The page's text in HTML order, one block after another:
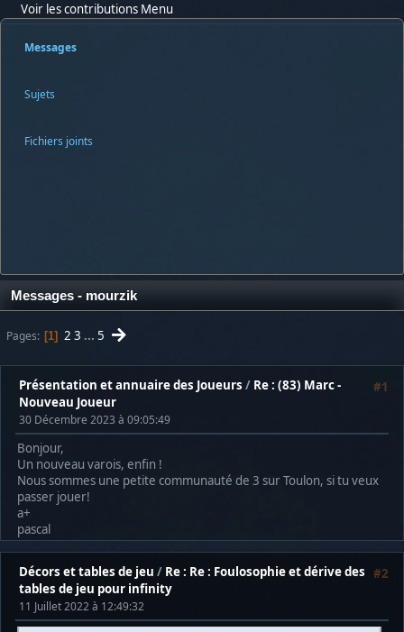
Voir les contributions Menu
Messages
Sujets
Fichiers joints
Messages - mourzik
Pages 1 2 3 ... 5
#1
Présentation et annuaire des Joueurs / Re : (83) Marc -
Nouveau Joueur
30 Décembre 2023 à 09:05:49
Bonjour,
Un nouveau varois, enfin !
Nous sommes une petite communauté de 3 sur Toulon, si tu veux
passer jouer!
a+
pascal
#2
Décors et tables de jeu / Re : Re : Foulosophie et dérive des
tables de jeu pour infinity
11 Juillet 2022 à 12:49:32